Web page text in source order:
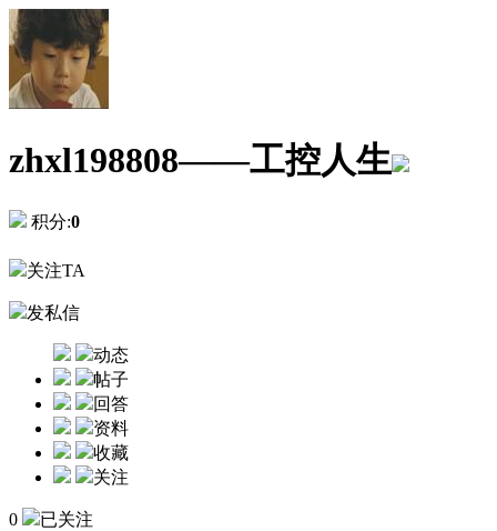
zhxl198808——工控人生
积分:0
关注TA
发私信
动态
帖子
回答
资料
收藏
关注
0 已关注